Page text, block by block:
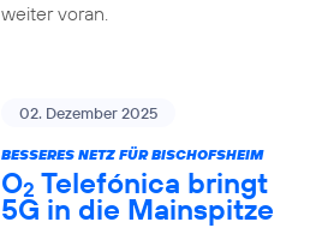
weiter voran.
02. Dezember 2025
BESSERES NETZ FÜR BISCHOFSHEIM
O2 Telefónica bringt
5G in die Mainspitze